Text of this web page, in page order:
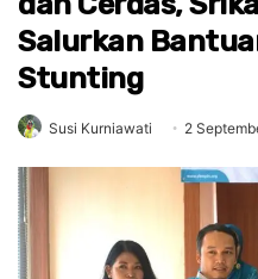
Salurkan
Stunting
Susi Kurniawati 2